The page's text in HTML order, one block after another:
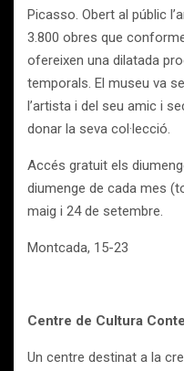
Picasso. Obert al públic
3.800 obres que
ofereixen una dilatada
temporals. El museu va
l’artista i del seu amic i
donar la seva col·lecció.
Accés gratuit els
diumenge de cada mes
maig i 24 de setembre.
Montcada, 15-23
Centre de Cultura
Un centre destinat a la